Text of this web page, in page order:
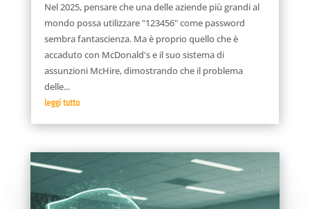
Nel 2025, pensare che una delle aziende più grandi al
mondo possa utilizzare "123456" come password
sembra fantascienza. Ma è proprio quello che è
accaduto con McDonald's e il suo sistema di
assunzioni McHire, dimostrando che il problema
delle...
leggi tutto